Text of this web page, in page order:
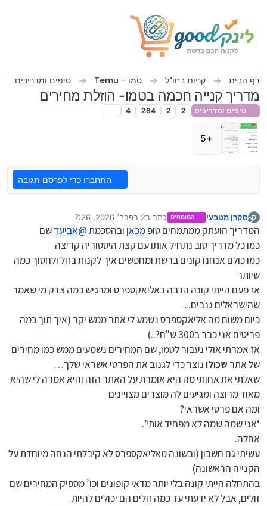
דף הבית קניות בחו"ל טמו - Temu טיפים ומדריכים
מדריך קנייה חכמה בטמו- הוזלת מחירים
טיפים ומדריכים 2
2
284
4
+5
התחברו כדי לפרסם תגובה
ס
מנותק
סקרן מטבעי המומחים כתב ב2 בפבר׳ 2026, 7:26
נערך לאחרונה על ידי
המדריך הועתק ממתמחים טופמכאןובהסכמת@אביעדשם
כמו כל מדריך טוב נתחיל אותו עם קצת היסטוריה קריצה
כמו כולם אנחנו קונים ברשת ומחפשים איך לקנות בזול ולחסוך כמה
שיותר
אז פעם הייתי קונה הרבה באליאקספרס ומרגיש כמה צדק מי שאמר
שהישראלים גנבים…
כיום משום מה אליאקספרס נשמע לי אתר ממש יקר (איך תוך כמה
פריטים אני כבר ב300 ש"ח?..)
אז אמרתי אולי נעבור לטמו, שם המחירים נשמעים ממש כמו מחירים
של אתר שכולונוצר כדי לגנוב את הפרטי אשראי שלך…
שאלתי את אחותי מה היא אומרת על האתר הזה והיא אמרה לי שהיא
מאוד מרוצה ומגיעים לה מוצרים מצויינים
ומה אם פרטי אשראי?
‘אני שמה שמה לא מפחיד אותי’.
אחלה.
עשיתי גם חשבון (ובשונה מאליאקספרס לא קיבלתי הנחה מיוחדת על
הקנייה הראשונה)
בהתחלה הייתי קונה בלי יותר מדאי קופונים וכו’ מספיק המחירים שם
זולים, אבל לא ידעתי עד כמה זולים הם יכולים להיות.